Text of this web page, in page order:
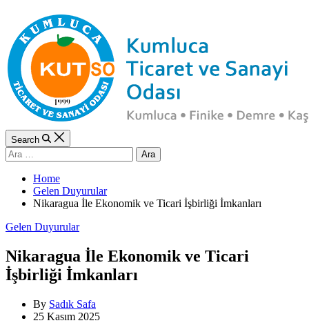
Search
Arama:
Home
Gelen Duyurular
Nikaragua İle Ekonomik ve Ticari İşbirliği İmkanları
Categories
Gelen Duyurular
Nikaragua İle Ekonomik ve Ticari
İşbirliği İmkanları
By Sadık Safa
25 Kasım 2025